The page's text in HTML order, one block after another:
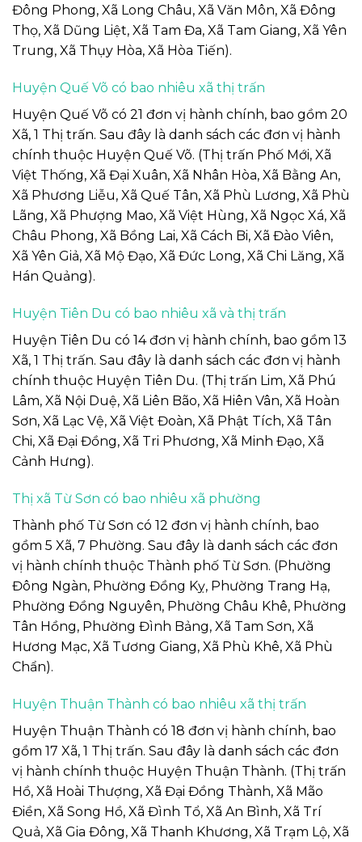
Đông Phong, Xã Long Châu, Xã Văn Môn, Xã Đông
Thọ, Xã Dũng Liệt, Xã Tam Đa, Xã Tam Giang, Xã Yên
Trung, Xã Thụy Hòa, Xã Hòa Tiến).
Huyện Quế Võ có bao nhiêu xã thị trấn
Huyện Quế Võ có 21 đơn vị hành chính, bao gồm 20
Xã, 1 Thị trấn. Sau đây là danh sách các đơn vị hành
chính thuộc Huyện Quế Võ. (Thị trấn Phố Mới, Xã
Việt Thống, Xã Đại Xuân, Xã Nhân Hòa, Xã Bằng An,
Xã Phương Liễu, Xã Quế Tân, Xã Phù Lương, Xã Phù
Lãng, Xã Phượng Mao, Xã Việt Hùng, Xã Ngọc Xá, Xã
Châu Phong, Xã Bồng Lai, Xã Cách Bi, Xã Đào Viên,
Xã Yên Giả, Xã Mộ Đạo, Xã Đức Long, Xã Chi Lăng, Xã
Hán Quảng).
Huyện Tiên Du có bao nhiêu xã và thị trấn
Huyện Tiên Du có 14 đơn vị hành chính, bao gồm 13
Xã, 1 Thị trấn. Sau đây là danh sách các đơn vị hành
chính thuộc Huyện Tiên Du. (Thị trấn Lim, Xã Phú
Lâm, Xã Nội Duệ, Xã Liên Bão, Xã Hiên Vân, Xã Hoàn
Sơn, Xã Lạc Vệ, Xã Việt Đoàn, Xã Phật Tích, Xã Tân
Chi, Xã Đại Đồng, Xã Tri Phương, Xã Minh Đạo, Xã
Cảnh Hưng).
Thị xã Từ Sơn có bao nhiêu xã phường
Thành phố Từ Sơn có 12 đơn vị hành chính, bao
gồm 5 Xã, 7 Phường. Sau đây là danh sách các đơn
vị hành chính thuộc Thành phố Từ Sơn. (Phường
Đông Ngàn, Phường Đồng Kỵ, Phường Trang Hạ,
Phường Đồng Nguyên, Phường Châu Khê, Phường
Tân Hồng, Phường Đình Bảng, Xã Tam Sơn, Xã
Hương Mạc, Xã Tương Giang, Xã Phù Khê, Xã Phù
Chẩn).
Huyện Thuận Thành có bao nhiêu xã thị trấn
Huyện Thuận Thành có 18 đơn vị hành chính, bao
gồm 17 Xã, 1 Thị trấn. Sau đây là danh sách các đơn
vị hành chính thuộc Huyện Thuận Thành. (Thị trấn
Hồ, Xã Hoài Thượng, Xã Đại Đồng Thành, Xã Mão
Điền, Xã Song Hồ, Xã Đình Tổ, Xã An Bình, Xã Trí
Quả, Xã Gia Đông, Xã Thanh Khương, Xã Trạm Lộ, Xã